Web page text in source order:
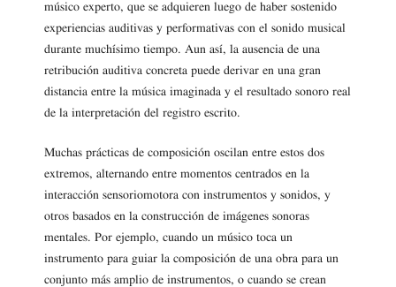
músico experto, que se adquieren luego de haber sostenido
experiencias auditivas y performativas con el sonido musical
durante muchísimo tiempo. Aun así, la ausencia de una
retribución auditiva concreta puede derivar en una gran
distancia entre la música imaginada y el resultado sonoro real
de la interpretación del registro escrito.
Muchas prácticas de composición oscilan entre estos dos
extremos, alternando entre momentos centrados en la
interacción sensoriomotora con instrumentos y sonidos, y
otros basados en la construcción de imágenes sonoras
mentales. Por ejemplo, cuando un músico toca un
instrumento para guiar la composición de una obra para un
conjunto más amplio de instrumentos, o cuando se crean